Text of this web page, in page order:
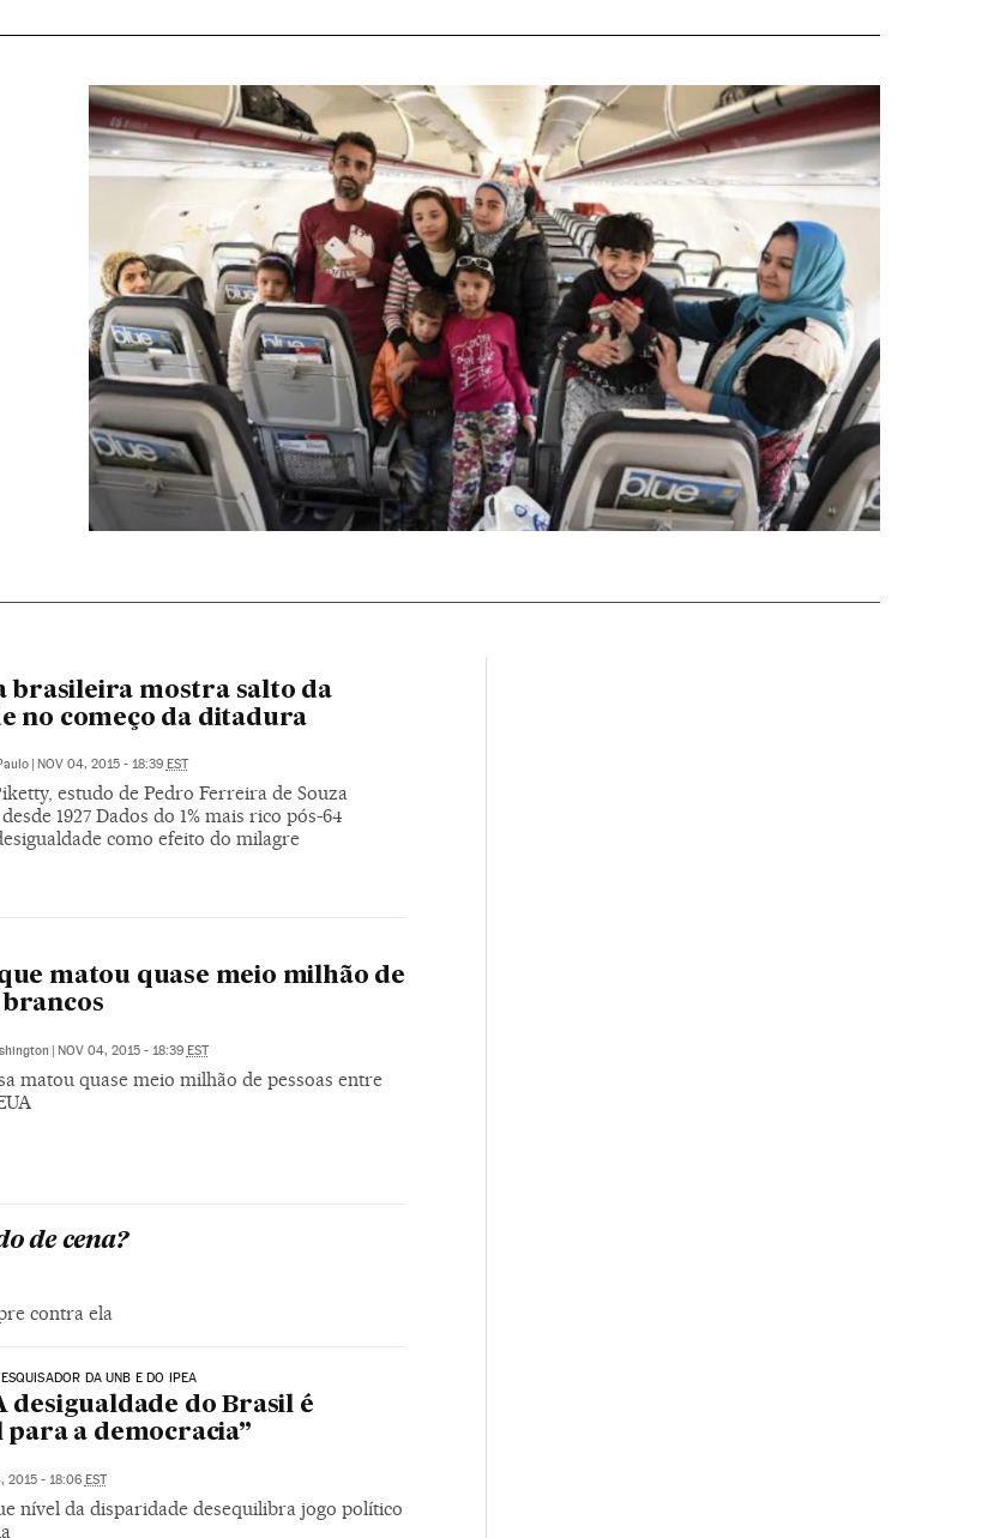
brasileira mostra salto da
no começo da ditadura
| NOV 04, 2015 - 18:39 EST
estudo de Pedro Ferreira de Souza
1927 Dados do 1% mais rico pós-64
como efeito do milagre
matou quase meio milhão de
NOV 04, 2015 - 18:39 EST
matou quase meio milhão de pessoas entre
de cena?
contra ela
DA UNB E DO IPEA
desigualdade do Brasil é
a democracia”
2015 - 18:06 EST
nível da disparidade desequilibra jogo político